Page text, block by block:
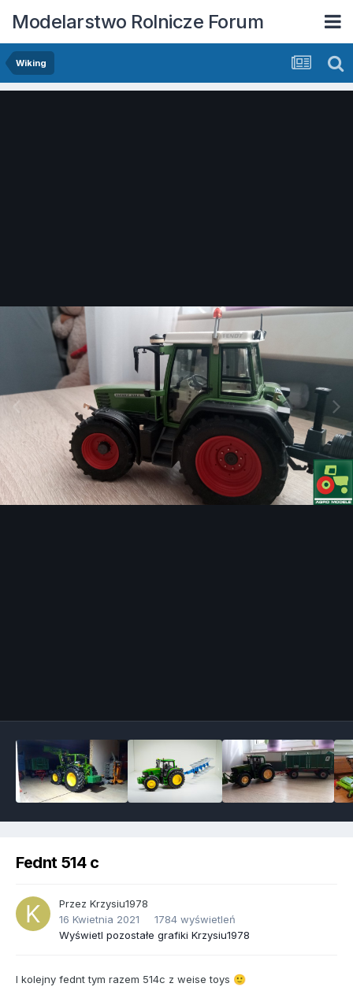
Modelarstwo Rolnicze Forum
Wiking
Fednt 514 c
Przez Krzysiu1978
16 Kwietnia 2021
1784 wyświetleń
Wyświetl pozostałe grafiki Krzysiu1978
I kolejny fednt tym razem 514c z weise toys 🙂